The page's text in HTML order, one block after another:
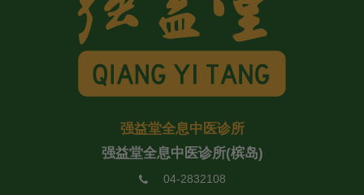
强益堂全息中医诊所
强益堂全息中医诊所(槟岛)
04-2832108